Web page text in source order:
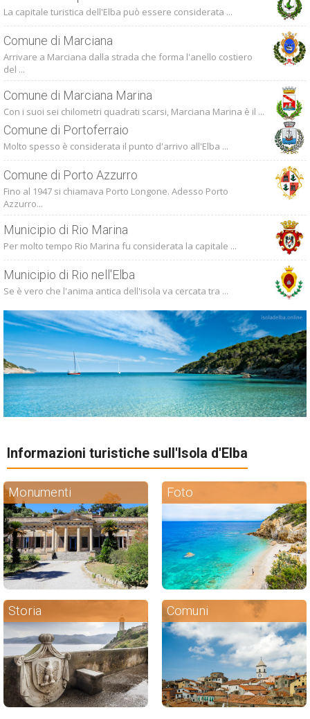
La capitale turistica dell'Elba può essere considerata ...
Comune di Marciana
Arrivare a Marciana dalla strada che forma l'anello costiero
del ...
Comune di Marciana Marina
Con i suoi sei chilometri quadrati scarsi, Marciana Marina è il ...
Comune di Portoferraio
Molto spesso è considerata il punto d'arrivo all'Elba ...
Comune di Porto Azzurro
Fino al 1947 si chiamava Porto Longone. Adesso Porto
Azzurro...
Municipio di Rio Marina
Per molto tempo Rio Marina fu considerata la capitale ...
Municipio di Rio nell'Elba
Se è vero che l'anima antica dell'isola va cercata tra ...
Informazioni turistiche sull'Isola d'Elba
Monumenti Foto
Storia Comuni